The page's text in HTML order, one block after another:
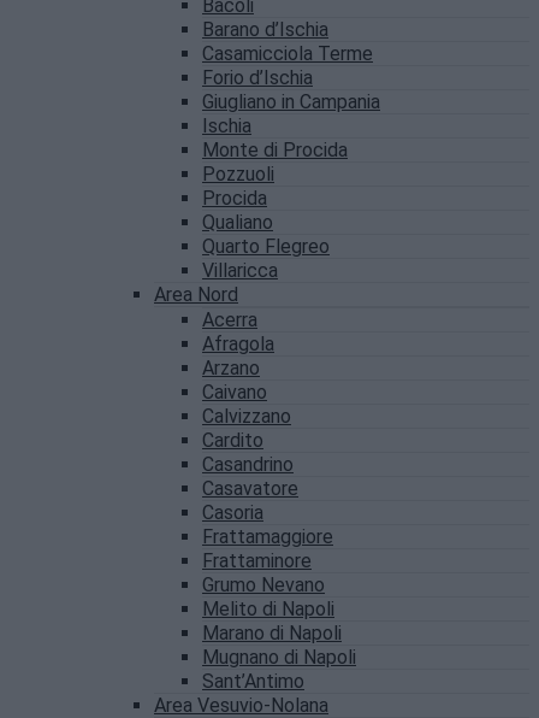
Bacoli
Barano d’Ischia
Casamicciola Terme
Forio d’Ischia
Giugliano in Campania
Ischia
Monte di Procida
Pozzuoli
Procida
Qualiano
Quarto Flegreo
Villaricca
Area Nord
Acerra
Afragola
Arzano
Caivano
Calvizzano
Cardito
Casandrino
Casavatore
Casoria
Frattamaggiore
Frattaminore
Grumo Nevano
Melito di Napoli
Marano di Napoli
Mugnano di Napoli
Sant’Antimo
Area Vesuvio-Nolana